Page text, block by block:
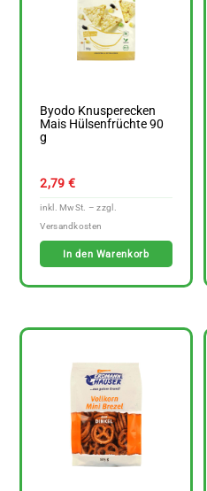
Byodo Knusperecken
Mais Hülsenfrüchte 90
g
2,79 €
In den Warenkorb